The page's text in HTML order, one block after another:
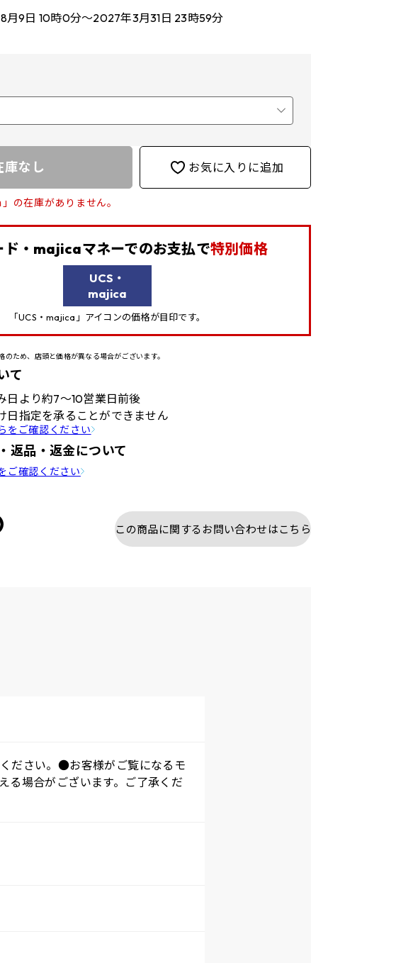
月9日 10時0分～2027年3月31日 23時59分
庫なし お気に入りに追加
の在庫がありません。
ド・majicaマネーでのお支払で特別価格
UCS・
majica
「UCS・majica」アイコンの価格が目印です。
ため、店頭と価格が異なる場合がございます。
て
日より約7～10営業日前後
日指定を承ることができません
をご確認ください
返品・返金について
ご確認ください
この商品に関するお問い合わせはこちら
ださい。●お客様がご覧になるモ
る場合がございます。ご了承くだ